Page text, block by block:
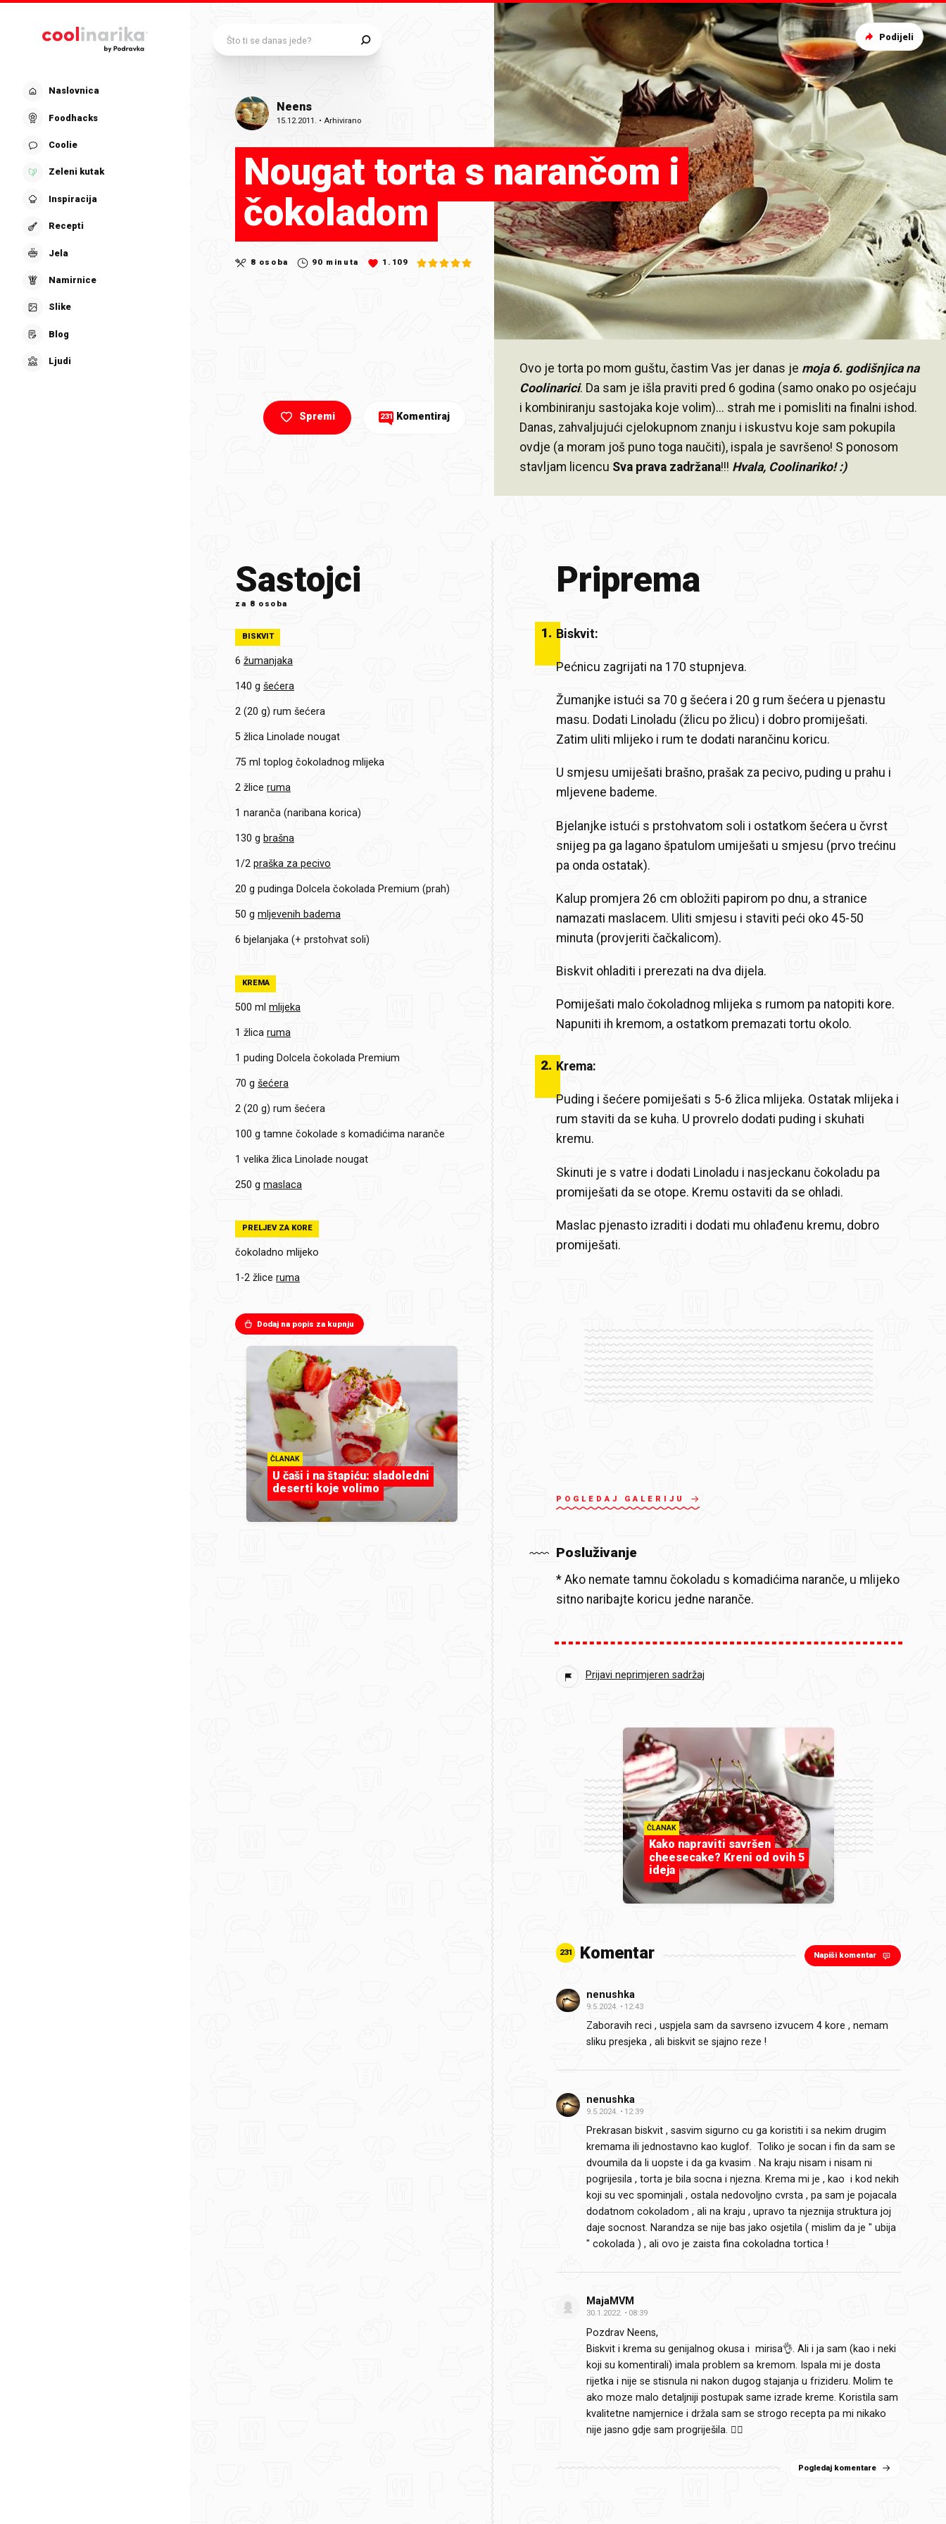
Naslovnica
Foodhacks
Coolie
Zeleni kutak
Inspiracija
Recepti
Jela
Namirnice
Slike
Blog
Ljudi
Neens
15.12.2011. •Arhivirano
Nougat torta s narančom i
čokoladom
8 osoba 90 minuta 1.109
Ovo je torta po mom guštu, častim Vas jer danas je moja 6. godišnjica na
Coolinarici. Da sam je išla praviti pred 6 godina (samo onako po osjećaju
i kombiniranju sastojaka koje volim)... strah me i pomisliti na finalni ishod.
Danas, zahvaljujući cjelokupnom znanju i iskustvu koje sam pokupila
ovdje (a moram još puno toga naučiti), ispala je savršeno! S ponosom
stavljam licencu Sva prava zadržana!!! Hvala, Coolinariko! :)
Spremi 231 Komentiraj
Podijeli
Sastojci
za 8 osoba
BISKVIT
6 žumanjaka
140 g šećera
2 (20 g) rum šećera
5 žlica Linolade nougat
75 ml toplog čokoladnog mlijeka
2 žlice ruma
1 naranča (naribana korica)
130 g brašna
1/2 praška za pecivo
20 g pudinga Dolcela čokolada Premium (prah)
50 g mljevenih badema
6 bjelanjaka (+ prstohvat soli)
KREMA
500 ml mlijeka
1 žlica ruma
1 puding Dolcela čokolada Premium
70 g šećera
2 (20 g) rum šećera
100 g tamne čokolade s komadićima naranče
1 velika žlica Linolade nougat
250 g maslaca
PRELJEV ZA KORE
čokoladno mlijeko
1-2 žlice ruma
Dodaj na popis za kupnju
ČLANAK
U čaši i na štapiću: sladoledni
deserti koje volimo
Priprema
1. Biskvit:
Pećnicu zagrijati na 170 stupnjeva.
Žumanjke istući sa 70 g šećera i 20 g rum šećera u pjenastu
masu. Dodati Linoladu (žlicu po žlicu) i dobro promiješati.
Zatim uliti mlijeko i rum te dodati narančinu koricu.
U smjesu umiješati brašno, prašak za pecivo, puding u prahu i
mljevene bademe.
Bjelanjke istući s prstohvatom soli i ostatkom šećera u čvrst
snijeg pa ga lagano špatulom umiješati u smjesu (prvo trećinu
pa onda ostatak).
Kalup promjera 26 cm obložiti papirom po dnu, a stranice
namazati maslacem. Uliti smjesu i staviti peći oko 45-50
minuta (provjeriti čačkalicom).
Biskvit ohladiti i prerezati na dva dijela.
Pomiješati malo čokoladnog mlijeka s rumom pa natopiti kore.
Napuniti ih kremom, a ostatkom premazati tortu okolo.
2. Krema:
Puding i šećere pomiješati s 5-6 žlica mlijeka. Ostatak mlijeka i
rum staviti da se kuha. U provrelo dodati puding i skuhati
kremu.
Skinuti je s vatre i dodati Linoladu i nasjeckanu čokoladu pa
promiješati da se otope. Kremu ostaviti da se ohladi.
Maslac pjenasto izraditi i dodati mu ohlađenu kremu, dobro
promiješati.
POGLEDAJ GALERIJU
Posluživanje
* Ako nemate tamnu čokoladu s komadićima naranče, u mlijeko
sitno naribajte koricu jedne naranče.
Prijavi neprimjeren sadržaj
ČLANAK
Kako napraviti savršen
cheesecake? Kreni od ovih 5
ideja
231 Komentar Napiši komentar
nenushka
9.5.2024. 12:43
Zaboravih reci , uspjela sam da savrseno izvucem 4 kore , nemam
sliku presjeka , ali biskvit se sjajno reze !
nenushka
9.5.2024. 12:39
Prekrasan biskvit , sasvim sigurno cu ga koristiti i sa nekim drugim
kremama ili jednostavno kao kuglof. Toliko je socan i fin da sam se
dvoumila da li uopste i da ga kvasim . Na kraju nisam i nisam ni
pogrijesila , torta je bila socna i njezna. Krema mi je , kao i kod nekih
koji su vec spominjali , ostala nedovoljno cvrsta , pa sam je pojacala
dodatnom cokoladom , ali na kraju , upravo ta njeznija struktura joj
daje socnost. Narandza se nije bas jako osjetila ( mislim da je " ubija
" cokolada ) , ali ovo je zaista fina cokoladna tortica !
MajaMVM
30.1.2022. 08:39
Pozdrav Neens,
Biskvit i krema su genijalnog okusa i mirisa👌. Ali i ja sam (kao i neki
koji su komentirali) imala problem sa kremom. Ispala mi je dosta
rijetka i nije se stisnula ni nakon dugog stajanja u frizideru. Molim te
ako moze malo detaljniji postupak same izrade kreme. Koristila sam
kvalitetne namjernice i držala sam se strogo recepta pa mi nikako
nije jasno gdje sam progriješila. 🤷‍♀️
Pogledaj komentare
Što ti se danas jede?